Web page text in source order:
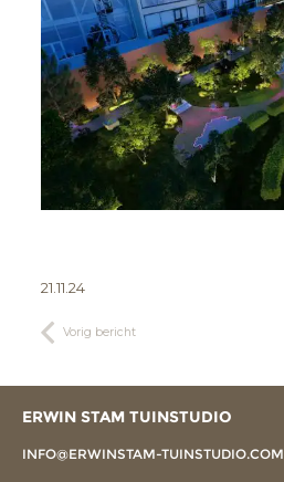
21.11.24
Vorig bericht
ERWIN STAM TUINSTUDIO
INFO@ERWINSTAM-TUINSTUDIO.COM